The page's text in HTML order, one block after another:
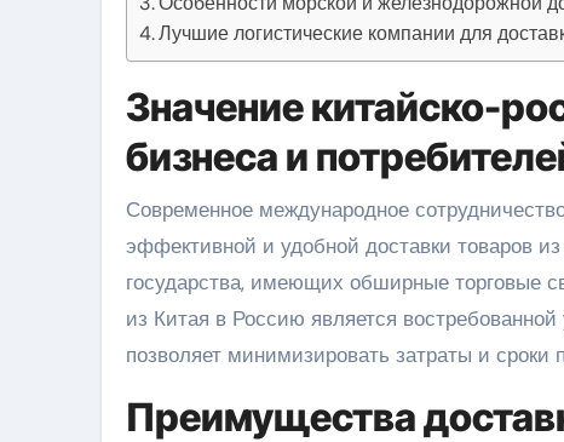
Лучшие логистические компании для
Значение китайско-
бизнеса и
Современное международное сотрудничество в мире бизнеса ставит перед собой задачу обеспечения
эффективной и удобной доставки товаров
государства, имеющих обширные торговые
из Китая в Россию является
позволяет минимизировать затраты и сроки
Преимущества